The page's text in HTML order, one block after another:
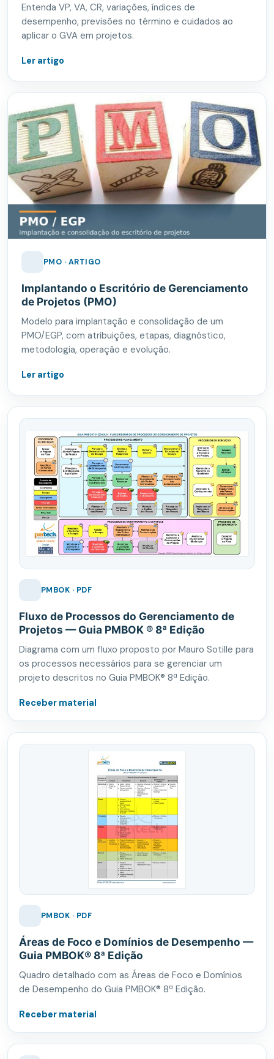
Entenda VP, VA, CR, variações, índices de
desempenho, previsões no término e cuidados ao
aplicar o GVA em projetos.
Ler artigo
PMO · ARTIGO
Implantando o Escritório de Gerenciamento
de Projetos (PMO)
Modelo para implantação e consolidação de um
PMO/EGP, com atribuições, etapas, diagnóstico,
metodologia, operação e evolução.
Ler artigo
PMBOK · PDF
Fluxo de Processos do Gerenciamento de
Projetos — Guia PMBOK ® 8ª Edição
Diagrama com um fluxo proposto por Mauro Sotille para
os processos necessários para se gerenciar um
projeto descritos no Guia PMBOK® 8ª Edição.
Receber material
PMBOK · PDF
Áreas de Foco e Domínios de Desempenho —
Guia PMBOK® 8ª Edição
Quadro detalhado com as Áreas de Foco e Domínios
de Desempenho do Guia PMBOK® 8ª Edição.
Receber material